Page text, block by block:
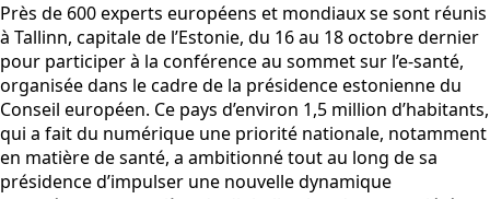
Près de 600 experts européens et mondiaux se sont réunis
à Tallinn, capitale de l’Estonie, du 16 au 18 octobre dernier
pour participer à la conférence au sommet sur l’e-santé,
organisée dans le cadre de la présidence estonienne du
Conseil européen. Ce pays d’environ 1,5 million d’habitants,
qui a fait du numérique une priorité nationale, notamment
en matière de santé, a ambitionné tout au long de sa
présidence d’impulser une nouvelle dynamique